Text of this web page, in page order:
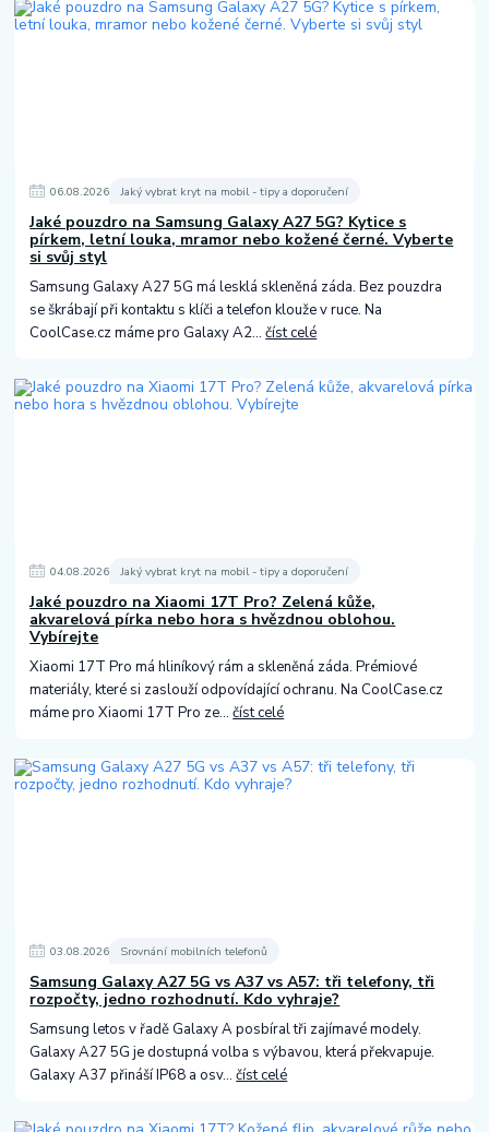
06.08.2026 Jaký vybrat kryt na mobil - tipy a doporučení
Jaké pouzdro na Samsung Galaxy A27 5G? Kytice s
pírkem, letní louka, mramor nebo kožené černé. Vyberte
si svůj styl
Samsung Galaxy A27 5G má lesklá skleněná záda. Bez pouzdra
se škrábají při kontaktu s klíči a telefon klouže v ruce. Na
CoolCase.cz máme pro Galaxy A2...číst celé
04.08.2026 Jaký vybrat kryt na mobil - tipy a doporučení
Jaké pouzdro na Xiaomi 17T Pro? Zelená kůže,
akvarelová pírka nebo hora s hvězdnou oblohou.
Vybírejte
Xiaomi 17T Pro má hliníkový rám a skleněná záda. Prémiové
materiály, které si zaslouží odpovídající ochranu. Na CoolCase.cz
máme pro Xiaomi 17T Pro ze...číst celé
03.08.2026 Srovnání mobilních telefonů
Samsung Galaxy A27 5G vs A37 vs A57: tři telefony, tři
rozpočty, jedno rozhodnutí. Kdo vyhraje?
Samsung letos v řadě Galaxy A posbíral tři zajímavé modely.
Galaxy A27 5G je dostupná volba s výbavou, která překvapuje.
Galaxy A37 přináší IP68 a osv...číst celé